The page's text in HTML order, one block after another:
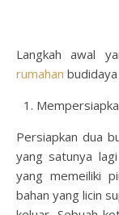
Langkah awal
rumahan
Persiapkan dua
yang satunya
yang memeiliki
bahan yang licin